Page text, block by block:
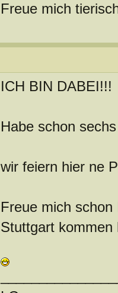
Freue mich
ICH BIN DABEI!!!
Habe schon
wir feiern hier ne
Freue mich
Stuttgart kommen